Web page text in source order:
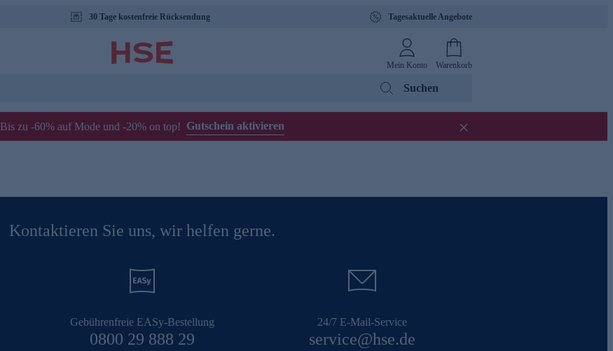
30 Tage kostenfreie Rücksendung Tagesaktuelle Angebote
Mein Konto Warenkorb
Suchen
Bis zu -60% auf Mode und -20% on top! Gutschein aktivieren
Kontaktieren Sie uns, wir helfen gerne.
Gebührenfreie EASy-Bestellung
0800 29 888 29
24/7 E-Mail-Service
service@hse.de